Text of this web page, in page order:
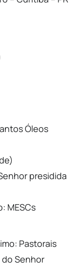
Óleos
presidida
MESCs
Pastorais
do Senhor